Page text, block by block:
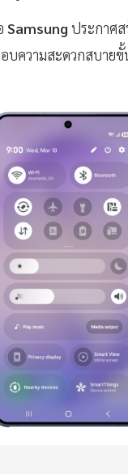
Samsung ประกาศส
ความสะดวกสบาย